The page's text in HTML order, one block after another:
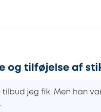
og tilføjelse af
tilbud jeg fik. Men han